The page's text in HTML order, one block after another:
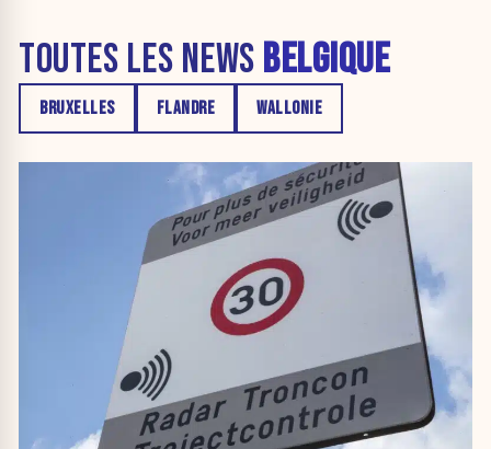
TOUTES LES NEWS BELGIQUE
BRUXELLES FLANDRE WALLONIE